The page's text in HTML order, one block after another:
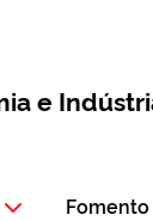
e
Fomento